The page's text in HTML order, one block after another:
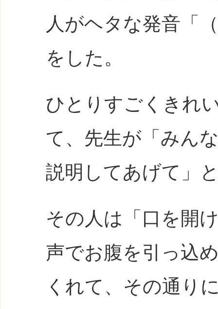
人がヘタな発音「
をした。
ひとりすごくきれ
て、先生が「みん
説明してあげて」
その人は「口を開
声でお腹を引っ込
くれて、その通り